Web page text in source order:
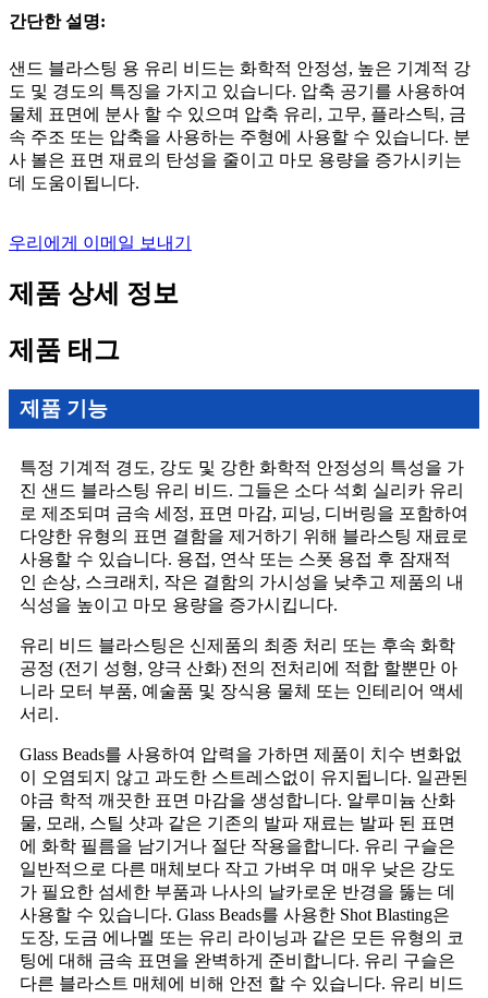
간단한 설명:
샌드 블라스팅 용 유리 비드는 화학적 안정성, 높은 기계적 강
도 및 경도의 특징을 가지고 있습니다. 압축 공기를 사용하여
물체 표면에 분사 할 수 있으며 압축 유리, 고무, 플라스틱, 금
속 주조 또는 압축을 사용하는 주형에 사용할 수 있습니다. 분
사 볼은 표면 재료의 탄성을 줄이고 마모 용량을 증가시키는
데 도움이됩니다.
우리에게 이메일 보내기
제품 상세 정보
제품 태그
제품 기능
특정 기계적 경도, 강도 및 강한 화학적 안정성의 특성을 가
진 샌드 블라스팅 유리 비드. 그들은 소다 석회 실리카 유리
로 제조되며 금속 세정, 표면 마감, 피닝, 디버링을 포함하여
다양한 유형의 표면 결함을 제거하기 위해 블라스팅 재료로
사용할 수 있습니다. 용접, 연삭 또는 스폿 용접 후 잠재적
인 손상, 스크래치, 작은 결함의 가시성을 낮추고 제품의 내
식성을 높이고 마모 용량을 증가시킵니다.
유리 비드 블라스팅은 신제품의 최종 처리 또는 후속 화학
공정 (전기 성형, 양극 산화) 전의 전처리에 적합 할뿐만 아
니라 모터 부품, 예술품 및 장식용 물체 또는 인테리어 액세
서리.
Glass Beads를 사용하여 압력을 가하면 제품이 치수 변화없
이 오염되지 않고 과도한 스트레스없이 유지됩니다. 일관된
야금 학적 깨끗한 표면 마감을 생성합니다. 알루미늄 산화
물, 모래, 스틸 샷과 같은 기존의 발파 재료는 발파 된 표면
에 화학 필름을 남기거나 절단 작용을합니다. 유리 구슬은
일반적으로 다른 매체보다 작고 가벼우 며 매우 낮은 강도
가 필요한 섬세한 부품과 나사의 날카로운 반경을 뚫는 데
사용할 수 있습니다. Glass Beads를 사용한 Shot Blasting은
도장, 도금 에나멜 또는 유리 라이닝과 같은 모든 유형의 코
팅에 대해 금속 표면을 완벽하게 준비합니다. 유리 구슬은
다른 블라스트 매체에 비해 안전 할 수 있습니다. 유리 비드